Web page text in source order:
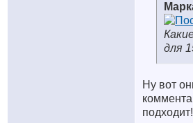
для
Ну вот
подходит!